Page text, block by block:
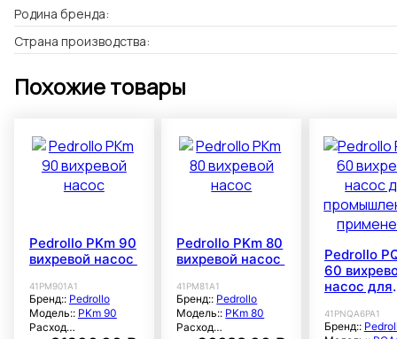
Родина бренда:
Страна производства:
Похожие товары
Pedrollo PKm 90
вихревой насос
41PM901A1
Бренд:: Pedrollo
Модель:: PKm 90
Расход
Pedrollo PKm 80
вихревой насос
41PM81A1
Бренд:: Pedrollo
Модель:: PKm 80
Расход
Pedrollo
60
насос для
41PNQA6PA1
Бренд::